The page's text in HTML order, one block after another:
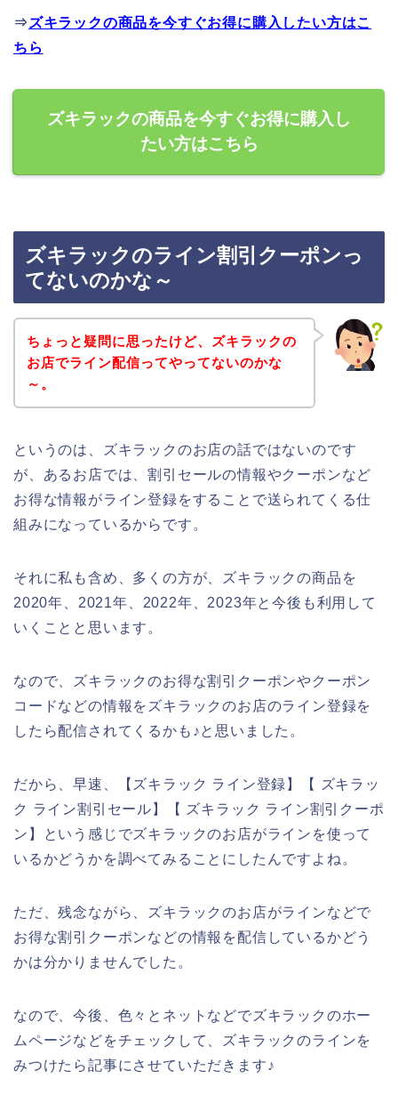
⇒ ズキラックの商品を今すぐお得に購入したい方はこ
ちら
ズキラックの商品を今すぐお得に購入し
たい方はこちら
ズキラックのライン割引クーポンっ
てないのかな～
ちょっと疑問に思ったけど、ズキラックの
お店でライン配信ってやってないのかな
～。
というのは、ズキラックのお店の話ではないのです
が、あるお店では、割引セールの情報やクーポンなど
お得な情報がライン登録をすることで送られてくる仕
組みになっているからです。
それに私も含め、多くの方が、ズキラックの商品を
2020年、2021年、2022年、2023年と今後も利用して
いくことと思います。
なので、ズキラックのお得な割引クーポンやクーポン
コードなどの情報をズキラックのお店のライン登録を
したら配信されてくるかも♪と思いました。
だから、早速、【ズキラック ライン登録】【 ズキラッ
ク ライン割引セール】【 ズキラック ライン割引クーポ
ン】という感じでズキラックのお店がラインを使って
いるかどうかを調べてみることにしたんですよね。
ただ、残念ながら、ズキラックのお店がラインなどで
お得な割引クーポンなどの情報を配信しているかどう
かは分かりませんでした。
なので、今後、色々とネットなどでズキラックのホー
ムページなどをチェックして、ズキラックのラインを
みつけたら記事にさせていただきます♪